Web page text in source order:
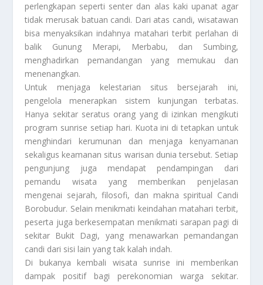
perlengkapan seperti senter dan alas kaki upanat agar
tidak merusak batuan candi. Dari atas candi, wisatawan
bisa menyaksikan indahnya matahari terbit perlahan di
balik Gunung Merapi, Merbabu, dan Sumbing,
menghadirkan pemandangan yang memukau dan
menenangkan.
Untuk menjaga kelestarian situs bersejarah ini,
pengelola menerapkan sistem kunjungan terbatas.
Hanya sekitar seratus orang yang di izinkan mengikuti
program sunrise setiap hari. Kuota ini di tetapkan untuk
menghindari kerumunan dan menjaga kenyamanan
sekaligus keamanan situs warisan dunia tersebut. Setiap
pengunjung juga mendapat pendampingan dari
pemandu wisata yang memberikan penjelasan
mengenai sejarah, filosofi, dan makna spiritual Candi
Borobudur. Selain menikmati keindahan matahari terbit,
peserta juga berkesempatan menikmati sarapan pagi di
sekitar Bukit Dagi, yang menawarkan pemandangan
candi dari sisi lain yang tak kalah indah.
Di bukanya kembali wisata sunrise ini memberikan
dampak positif bagi perekonomian warga sekitar.